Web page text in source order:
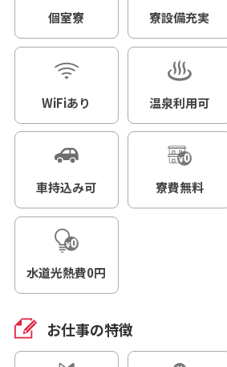
個室寮 寮設備充実
WiFiあり 温泉利用可
車持込み可 寮費無料
水道光熱費0円
お仕事の特徴